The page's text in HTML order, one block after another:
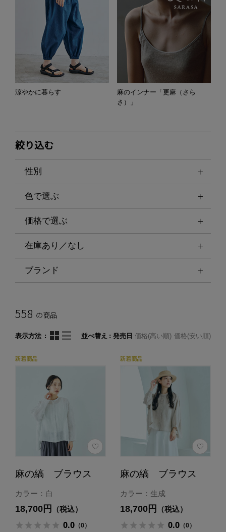
涼やかに暮らす
麻のインナー「更麻（さら
さ）」
絞り込む
性別
色で選ぶ
価格で選ぶ
在庫あり／なし
ブランド
558 の商品
表示方法 並べ替え 発売日 価格(高い順) 価格(安い順)
麻の縞 ブラウス
カラー：白
18,700円 （税込）
0.0（0）
麻の縞 ブラウス
カラー：生成
18,700円 （税込）
0.0（0）